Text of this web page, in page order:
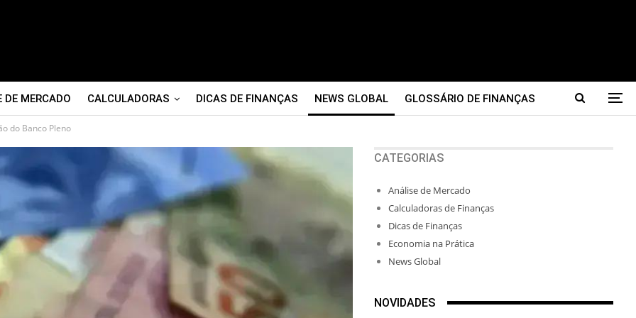
DE MERCADO CALCULADORAS DICAS DE FINANÇAS NEWS GLOBAL GLOSSÁRIO DE FINANÇAS
do Banco Pleno
CATEGORIAS
Análise de Mercado
Calculadoras de Finanças
Dicas de Finanças
Economia na Prática
News Global
NOVIDADES